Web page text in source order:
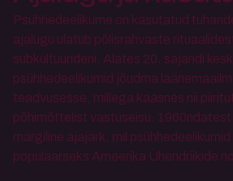
Psühhedeelikume on kasutatud
ajalugu ulatub põlisrahvaste
subkultuurideni. Alates 20. sajandi
psühhedeelikumid jõudma
teadvusesse, millega kaasnes nii
põhimõttelist vastuseisu. 1960ndatest
märgiline ajajärk, mil
populaarseks Ameerika Ühendriikide